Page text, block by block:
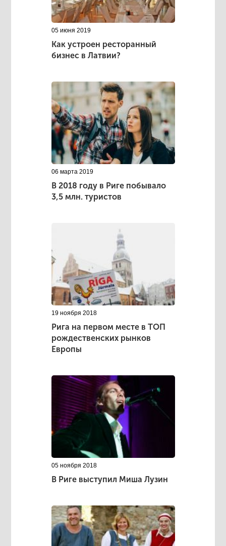
05 июня 2019
Как устроен ресторанный
бизнес в Латвии?
06 марта 2019
В 2018 году в Риге побывало
3,5 млн. туристов
19 ноября 2018
Рига на первом месте в ТОП
рождественских рынков
Европы
05 ноября 2018
В Риге выступил Миша Лузин